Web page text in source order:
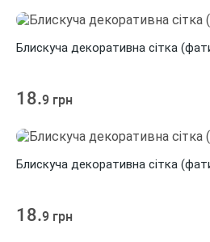
Блискуча декоративна сітка
18.9 грн
Блискуча декоративна сітка
18.9 грн